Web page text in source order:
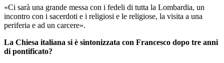
«Ci sarà una grande messa con i fedeli di tutta la Lombardia, un
incontro con i sacerdoti e i religiosi e le religiose, la visita a una
periferia e ad un carcere».
La Chiesa italiana si è sintonizzata con Francesco dopo tre anni
di pontificato?